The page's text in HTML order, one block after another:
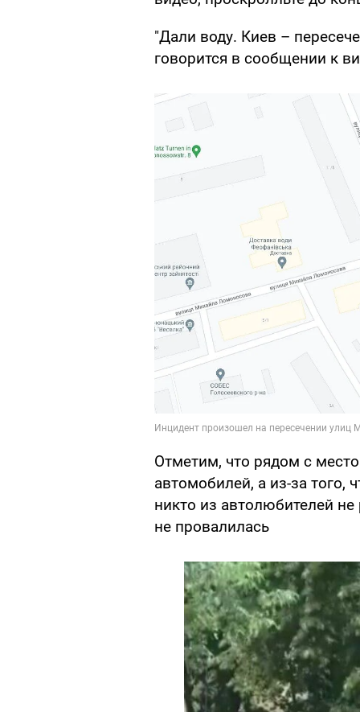
"Дали воду. Киев –
говорится в сообщении к
Отметим, что рядом с
автомобилей, а из-за того,
никто из автолюбителей
не провалилась